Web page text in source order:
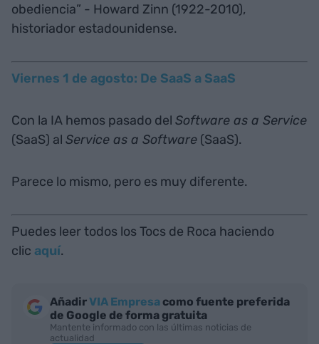
obediencia” - Howard Zinn (1922-2010),
historiador estadounidense.
Viernes 1 de agosto: De SaaS a SaaS
Con la IA hemos pasado del Software as a Service
(SaaS) al Service as a Software (SaaS).
Parece lo mismo, pero es muy diferente.
Puedes leer todos los Tocs de Roca haciendo
clic aquí.
AñadirVIA Empresa como fuente preferida
de Google de forma gratuita
Mantente informado con las últimas noticias de
actualidad